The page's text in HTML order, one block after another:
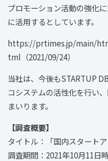
プロモーション活動の強化
に活用するとしています。
https://prtimes.jp/main/
tml（2021/09/24）
当社は、今後もSTARTUP
コシステムの活性化を行い
まいります。
【調査概要】
タイトル：「国内スタート
調査期間：2021年10月11日